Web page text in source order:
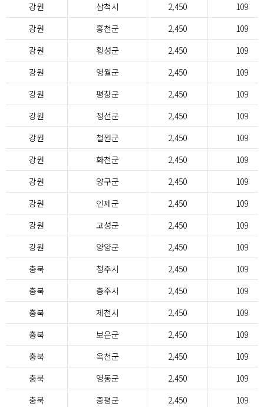
강원
삼척시 2,450
109
강원
홍천군 2,450
109
강원
횡성군 2,450
109
강원
영월군 2,450
109
강원
평창군 2,450
109
강원
정선군 2,450
109
강원
철원군 2,450
109
강원
화천군 2,450
109
강원
양구군 2,450
109
강원
인제군 2,450
109
강원
고성군 2,450
109
강원
양양군 2,450
109
충북
청주시 2,450
109
충북
충주시 2,450
109
충북
제천시 2,450
109
충북
보은군 2,450
109
충북
옥천군 2,450
109
충북
영동군 2,450
109
충북
증평군 2,450 109